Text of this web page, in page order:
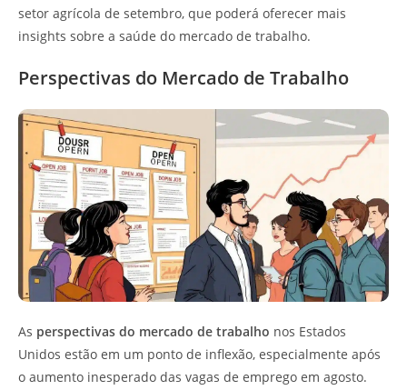
setor agrícola de setembro, que poderá oferecer mais
insights sobre a saúde do mercado de trabalho.
Perspectivas do Mercado de Trabalho
As perspectivas do mercado de trabalho nos Estados
Unidos estão em um ponto de inflexão, especialmente após
o aumento inesperado das vagas de emprego em agosto.